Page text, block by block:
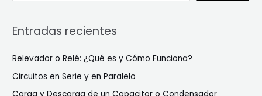
Entradas recientes
Relevador o Relé: ¿Qué es y Cómo Funciona?
Circuitos en Serie y en Paralelo